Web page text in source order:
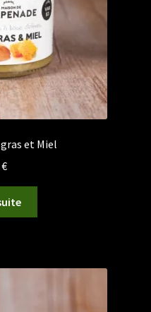
et Miel
€